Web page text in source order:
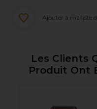
Ajouter à ma liste
Les Clients
Produit Ont